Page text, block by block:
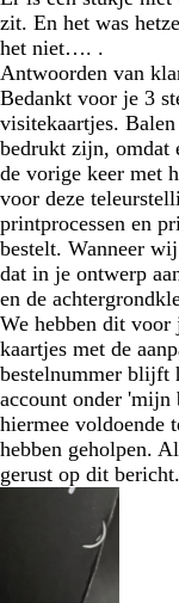
zit. En het was
het niet…. .
Antwoorden van
Bedankt voor je 3
visitekaartjes.
bedrukt zijn, omdat
de vorige keer met
voor deze
printprocessen en
bestelt. Wanneer
dat in je ontwerp
en de
We hebben dit
kaartjes met de
bestelnummer blijft
account onder 'mijn
hiermee voldoende
hebben geholpen.
gerust op dit bericht.